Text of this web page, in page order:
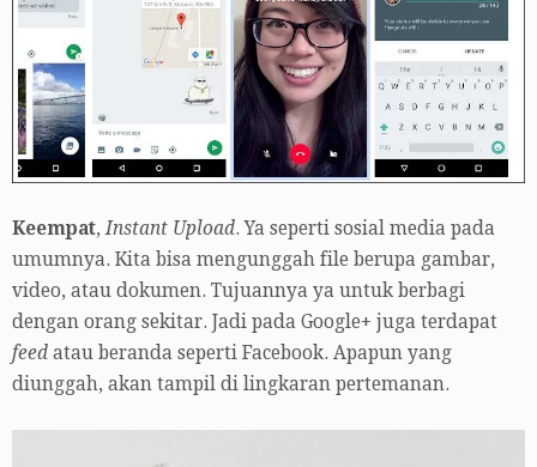
Keempat,Instant Upload. Ya seperti sosial media pada
umumnya. Kita bisa mengunggah file berupa gambar,
video, atau dokumen. Tujuannya ya untuk berbagi
dengan orang sekitar. Jadi pada Google+ juga terdapat
feed atau beranda seperti Facebook. Apapun yang
diunggah, akan tampil di lingkaran pertemanan.